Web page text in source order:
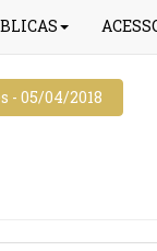
- 05/04/2018